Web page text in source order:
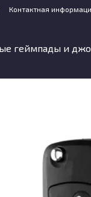
Контактная
геймпады и